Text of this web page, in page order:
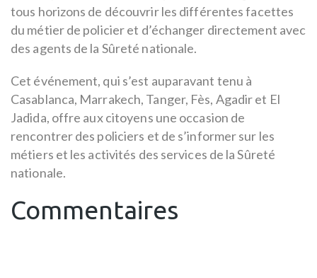
tous horizons de découvrir les différentes facettes
du métier de policier et d’échanger directement avec
des agents de la Sûreté nationale.
Cet événement, qui s’est auparavant tenu à
Casablanca, Marrakech, Tanger, Fès, Agadir et El
Jadida, offre aux citoyens une occasion de
rencontrer des policiers et de s’informer sur les
métiers et les activités des services de la Sûreté
nationale.
Commentaires